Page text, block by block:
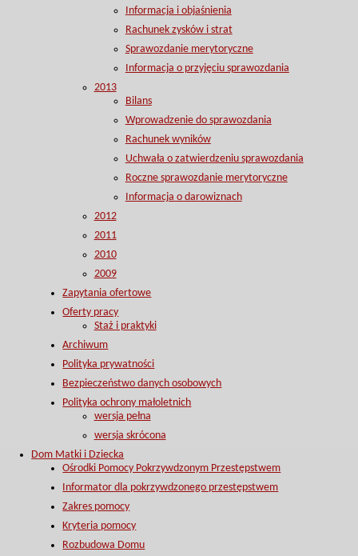
Informacja i objaśnienia
Rachunek zysków i strat
Sprawozdanie merytoryczne
Informacja o przyjęciu sprawozdania
2013
Bilans
Wprowadzenie do sprawozdania
Rachunek wyników
Uchwała o zatwierdzeniu sprawozdania
Roczne sprawozdanie merytoryczne
Informacja o darowiznach
2012
2011
2010
2009
Zapytania ofertowe
Oferty pracy
Staż i praktyki
Archiwum
Polityka prywatności
Bezpieczeństwo danych osobowych
Polityka ochrony małoletnich
wersja pełna
wersja skrócona
Dom Matki i Dziecka
Ośrodki Pomocy Pokrzywdzonym Przestępstwem
Informator dla pokrzywdzonego przestępstwem
Zakres pomocy
Kryteria pomocy
Rozbudowa Domu